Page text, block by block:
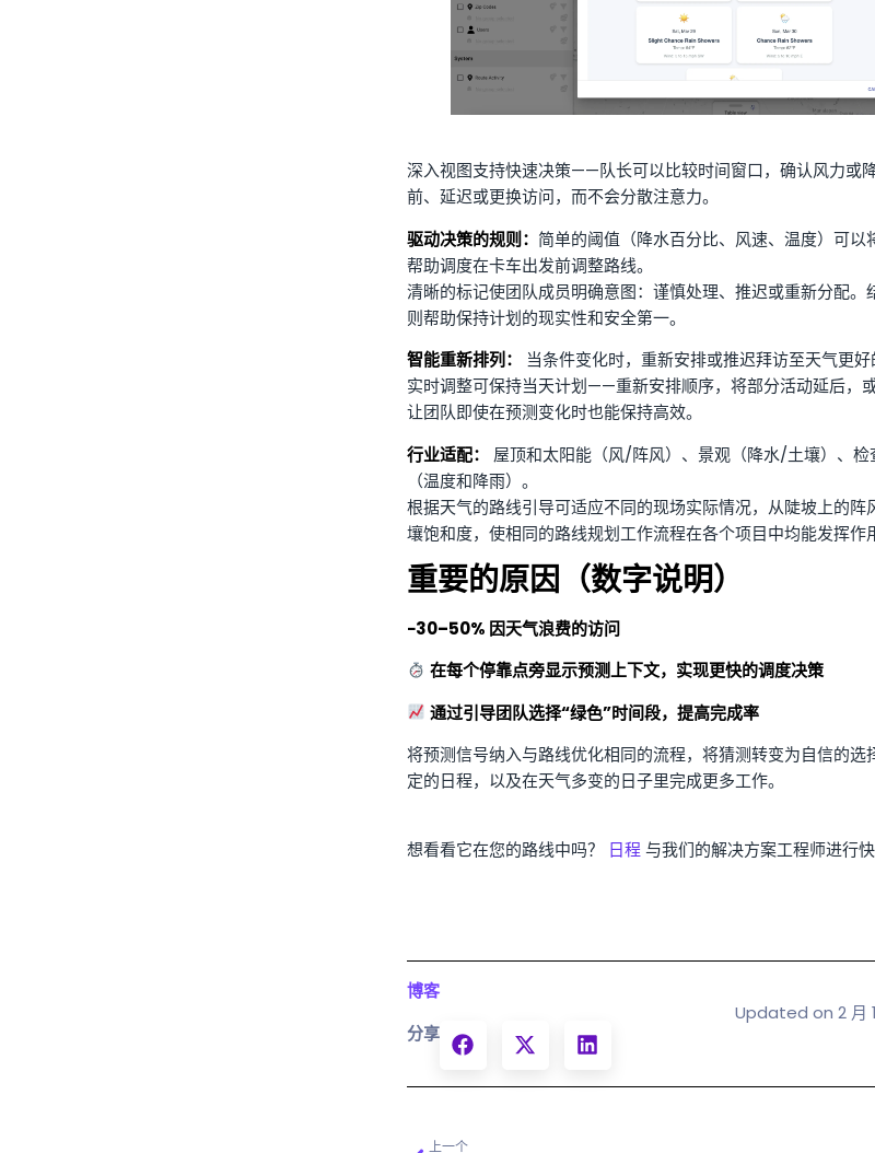
深入视图支持快速决策——队长可以比较时间窗口，确认风力或
前、延迟或更换访问，而不会分散注意力。
驱动决策的规则： 简单的阈值（降水百分比、风速、温度）可以
帮助调度在卡车出发前调整路线。
清晰的标记使团队成员明确意图：谨慎处理、推迟或重新分配。
则帮助保持计划的现实性和安全第一。
智能重新排列：
当条件变化时，重新安排或推迟拜访至天气更好
实时调整可保持当天计划——重新安排顺序，将部分活动延后，
让团队即使在预测变化时也能保持高效。
行业适配：
屋顶和太阳能（风/阵风）、景观（降水/土壤）、
（温度和降雨）。
根据天气的路线引导可适应不同的现场实际情况，从陡坡上的阵
壤饱和度，使相同的路线规划工作流程在各个项目中均能发挥作
重要的原因（数字说明）
−30–50% 因天气浪费的访问
在每个停靠点旁显示预测上下文，实现更快的调度决策
通过引导团队选择“绿色”时间段，提高完成率
将预测信号纳入与路线优化相同的流程，将猜测转变为自信的
定的日程，以及在天气多变的日子里完成更多工作。
想看看它在您的路线中吗？ 日程 与我们的解决方案工程师进行快
博客
Updated on 2 月
分享
上一个